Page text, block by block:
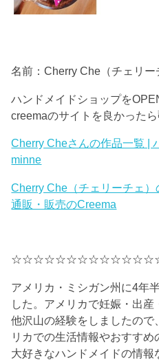
名前：Cherry Che（チェリー
ハンドメイドショップを
creemaのサイトを良かった
Cherry Cheさんの作品一覧 |
minne
Cherry Che（チェリーチェ
通販・販売のCreema
アメリカ・ミシガン州に4年
した。アメリカで妊娠・出
他沢山の経験をしましたので
リカでの生活情報やおすす
大好きなハンドメイドの情報